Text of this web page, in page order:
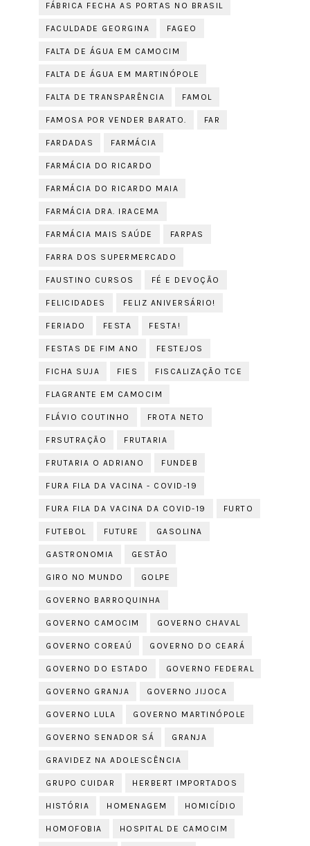
FÁBRICA FECHA AS PORTAS NO BRASIL
FACULDADE GEORGINA FAGEO
FALTA DE ÁGUA EM CAMOCIM
FALTA DE ÁGUA EM MARTINÓPOLE
FALTA DE TRANSPARÊNCIA FAMOL
FAMOSA POR VENDER BARATO. FAR
FARDADAS FARMÁCIA
FARMÁCIA DO RICARDO
FARMÁCIA DO RICARDO MAIA
FARMÁCIA DRA. IRACEMA
FARMÁCIA MAIS SAÚDE FARPAS
FARRA DOS SUPERMERCADO
FAUSTINO CURSOS FÉ E DEVOÇÃO
FELICIDADES FELIZ ANIVERSÁRIO!
FERIADO FESTA FESTA!
FESTAS DE FIM ANO FESTEJOS
FICHA SUJA FIES FISCALIZAÇÃO TCE
FLAGRANTE EM CAMOCIM
FLÁVIO COUTINHO FROTA NETO
FRSUTRAÇÃO FRUTARIA
FRUTARIA O ADRIANO FUNDEB
FURA FILA DA VACINA - COVID-19
FURA FILA DA VACINA DA COVID-19 FURTO
FUTEBOL FUTURE GASOLINA
GASTRONOMIA GESTÃO
GIRO NO MUNDO GOLPE
GOVERNO BARROQUINHA
GOVERNO CAMOCIM GOVERNO CHAVAL
GOVERNO COREAÚ GOVERNO DO CEARÁ
GOVERNO DO ESTADO GOVERNO FEDERAL
GOVERNO GRANJA GOVERNO JIJOCA
GOVERNO LULA GOVERNO MARTINÓPOLE
GOVERNO SENADOR SÁ GRANJA
GRAVIDEZ NA ADOLESCÊNCIA
GRUPO CUIDAR HERBERT IMPORTADOS
HISTÓRIA HOMENAGEM HOMICÍDIO
HOMOFOBIA HOSPITAL DE CAMOCIM